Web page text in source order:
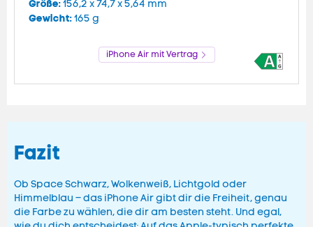
Größe:156,2 x 74,7 x 5,64 mm
Gewicht:165 g
iPhone Air mit Vertrag
Fazit
Ob Space Schwarz, Wolkenweiß, Lichtgold oder
Himmelblau – das iPhone Air gibt dir die Freiheit, genau
die Farbe zu wählen, die dir am besten steht. Und egal,